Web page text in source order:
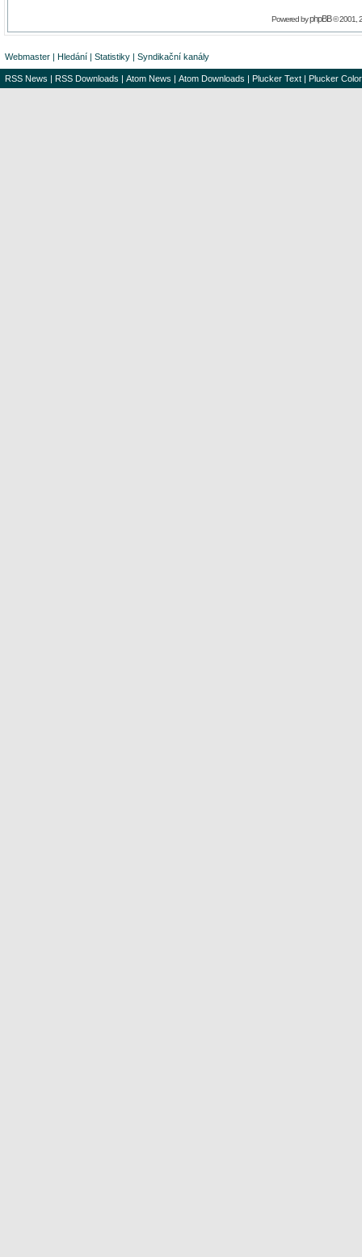
Powered byphpBB© 2001,
Webmaster | Hledání | Statistiky | Syndikační kanály
RSS News | RSS Downloads | Atom News | Atom Downloads | Plucker Text | Plucker Color